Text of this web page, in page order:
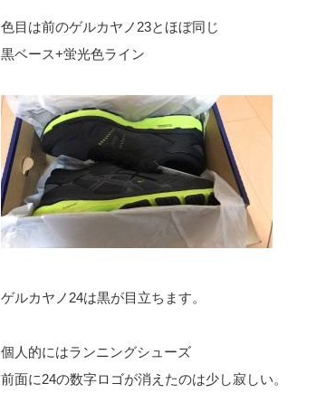
色目は前のゲルカヤノ23とほぼ同じ
黒ベース+蛍光色ライン
ゲルカヤノ24は黒が目立ちます。
個人的にはランニングシューズ
前面に24の数字ロゴが消えたのは少し寂しい。